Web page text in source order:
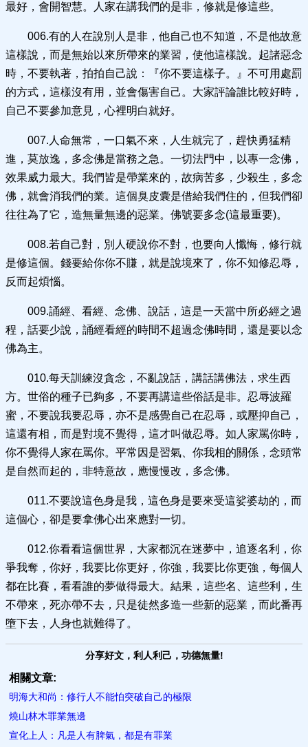
最好，會開智慧。人家在講我們的是非，修就是修這些。
006.有的人在說別人是非，他自己也不知道，不是他故意
這樣說，而是無始以來所帶來的業習，使他這樣說。起諸惡念
時，不要執著，拍拍自己說：『你不要這樣子。』不可用處罰
的方式，這樣沒有用，並會傷害自己。大家評論誰比較好時，
自己不要參加意見，心裡明白就好。
007.人命無常，一口氣不來，人生就完了，趕快勇猛精
進，莫放逸，多念佛是當務之急。一切法門中，以專一念佛，
效果威力最大。我們皆是帶業來的，故病苦多，少殺生，多念
佛，就會消我們的業。這個臭皮囊是借給我們住的，但我們卻
往往為了它，造無量無邊的惡業。佛號要多念(這最重要)。
008.若自己對，別人硬說你不對，也要向人懺悔，修行就
是修這個。錢要給你你不賺，就是說境來了，你不知修忍辱，
反而起煩惱。
009.誦經、看經、念佛、說話，這是一天當中所必經之過
程，話要少說，誦經看經的時間不超過念佛時間，還是要以念
佛為主。
010.每天訓練沒貪念，不亂說話，講話講佛法，求生西
方。世俗的種子已夠多，不要再講這些俗話是非。忍辱波羅
蜜，不要說我要忍辱，亦不是感覺自己在忍辱，或壓抑自己，
這還有相，而是對境不覺得，這才叫做忍辱。如人家罵你時，
你不覺得人家在罵你。平常因是習氣、你我相的關係，念頭常
是自然而起的，非特意故，應慢慢改，多念佛。
011.不要說這色身是我，這色身是要來受這娑婆劫的，而
這個心，卻是要拿佛心出來應對一切。
012.你看看這個世界，大家都沉在迷夢中，追逐名利，你
爭我奪，你好，我要比你更好，你強，我要比你更強，每個人
都在比賽，看看誰的夢做得最大。結果，這些名、這些利，生
不帶來，死亦帶不去，只是徒然多造一些新的惡業，而此番再
墮下去，人身也就難得了。
分享好文，利人利己，功德無量!
相關文章:
明海大和尚：修行人不能怕突破自己的​極限
燒山林木罪業無邊
宣化上人：凡是人有脾氣，都是有罪業​